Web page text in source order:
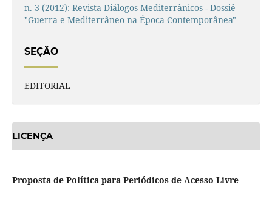
n. 3 (2012): Revista Diálogos Mediterrânicos - Dossiê
"Guerra e Mediterrâneo na Época Contemporânea"
SEÇÃO
EDITORIAL
LICENÇA
Proposta de Política para Periódicos de Acesso Livre